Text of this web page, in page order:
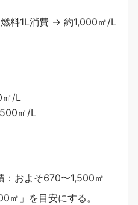
料1L消費 → 約1,000㎡/L
㎡/L
㎡/L
：およそ670〜1,500㎡
㎡」を目安にする。